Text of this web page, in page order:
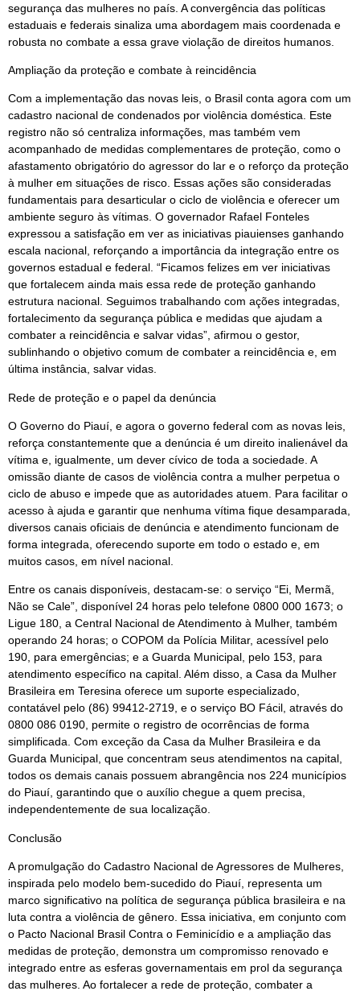
segurança das mulheres no país. A convergência das políticas
estaduais e federais sinaliza uma abordagem mais coordenada e
robusta no combate a essa grave violação de direitos humanos.
Ampliação da proteção e combate à reincidência
Com a implementação das novas leis, o Brasil conta agora com um
cadastro nacional de condenados por violência doméstica. Este
registro não só centraliza informações, mas também vem
acompanhado de medidas complementares de proteção, como o
afastamento obrigatório do agressor do lar e o reforço da proteção
à mulher em situações de risco. Essas ações são consideradas
fundamentais para desarticular o ciclo de violência e oferecer um
ambiente seguro às vítimas. O governador Rafael Fonteles
expressou a satisfação em ver as iniciativas piauienses ganhando
escala nacional, reforçando a importância da integração entre os
governos estadual e federal. “Ficamos felizes em ver iniciativas
que fortalecem ainda mais essa rede de proteção ganhando
estrutura nacional. Seguimos trabalhando com ações integradas,
fortalecimento da segurança pública e medidas que ajudam a
combater a reincidência e salvar vidas”, afirmou o gestor,
sublinhando o objetivo comum de combater a reincidência e, em
última instância, salvar vidas.
Rede de proteção e o papel da denúncia
O Governo do Piauí, e agora o governo federal com as novas leis,
reforça constantemente que a denúncia é um direito inalienável da
vítima e, igualmente, um dever cívico de toda a sociedade. A
omissão diante de casos de violência contra a mulher perpetua o
ciclo de abuso e impede que as autoridades atuem. Para facilitar o
acesso à ajuda e garantir que nenhuma vítima fique desamparada,
diversos canais oficiais de denúncia e atendimento funcionam de
forma integrada, oferecendo suporte em todo o estado e, em
muitos casos, em nível nacional.
Entre os canais disponíveis, destacam-se: o serviço “Ei, Mermã,
Não se Cale”, disponível 24 horas pelo telefone 0800 000 1673; o
Ligue 180, a Central Nacional de Atendimento à Mulher, também
operando 24 horas; o COPOM da Polícia Militar, acessível pelo
190, para emergências; e a Guarda Municipal, pelo 153, para
atendimento específico na capital. Além disso, a Casa da Mulher
Brasileira em Teresina oferece um suporte especializado,
contatável pelo (86) 99412-2719, e o serviço BO Fácil, através do
0800 086 0190, permite o registro de ocorrências de forma
simplificada. Com exceção da Casa da Mulher Brasileira e da
Guarda Municipal, que concentram seus atendimentos na capital,
todos os demais canais possuem abrangência nos 224 municípios
do Piauí, garantindo que o auxílio chegue a quem precisa,
independentemente de sua localização.
Conclusão
A promulgação do Cadastro Nacional de Agressores de Mulheres,
inspirada pelo modelo bem-sucedido do Piauí, representa um
marco significativo na política de segurança pública brasileira e na
luta contra a violência de gênero. Essa iniciativa, em conjunto com
o Pacto Nacional Brasil Contra o Feminicídio e a ampliação das
medidas de proteção, demonstra um compromisso renovado e
integrado entre as esferas governamentais em prol da segurança
das mulheres. Ao fortalecer a rede de proteção, combater a